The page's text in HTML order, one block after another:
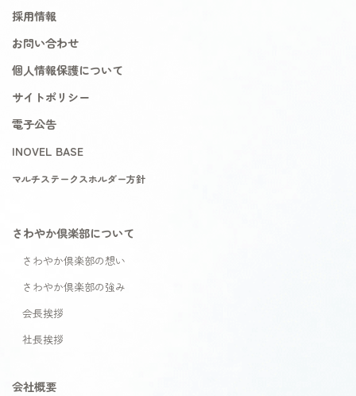
採用情報
お問い合わせ
個人情報保護について
サイトポリシー
電子公告
INOVEL BASE
マルチステークスホルダー方針
さわやか倶楽部について
さわやか倶楽部の想い
さわやか倶楽部の強み
会長挨拶
社長挨拶
会社概要